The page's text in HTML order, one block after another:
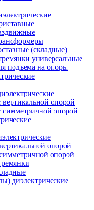
(складные)
универсальные
подъема на опоры
опорой
симметричной опорой
опорой
опорой
диэлектрические